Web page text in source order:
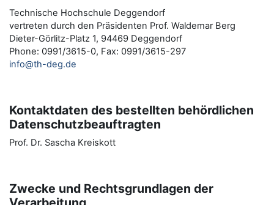
Technische Hochschule Deggendorf
vertreten durch den Präsidenten Prof. Waldemar Berg
Dieter-Görlitz-Platz 1, 94469 Deggendorf
Phone: 0991/3615-0, Fax: 0991/3615-297
info@th-deg.de
Kontaktdaten des bestellten behördlichen
Datenschutzbeauftragten
Prof. Dr. Sascha Kreiskott
Zwecke und Rechtsgrundlagen der